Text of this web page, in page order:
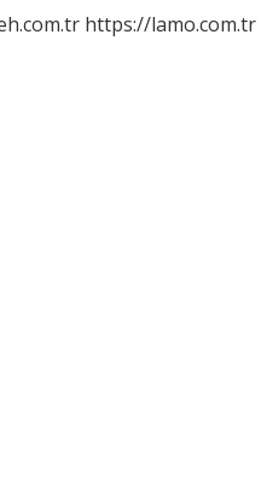
https://lamo.com.tr